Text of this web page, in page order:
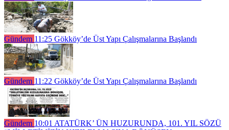
Gündem 11:25 Gökköy’de Üst Yapı Çalışmalarına Başlandı
Gündem 11:22 Gökköy’de Üst Yapı Çalışmalarına Başlandı
Gündem 10:01 ATATÜRK’ ÜN HUZURUNDA, 101. YIL SÖZÜ